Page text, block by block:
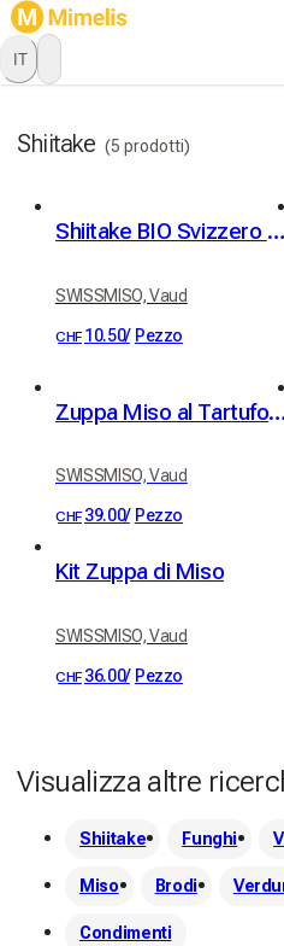
IT
Shiitake (5 prodotti)
Shiitake BIO Svizzero 20g
SWISSMISO, Vaud
CHF 10.50/ Pezzo
Zuppa Miso al
SWISSMISO, Vaud
CHF 39.00/ Pezzo
Kit Zuppa di Miso
SWISSMISO, Vaud
CHF 36.00/ Pezzo
Visualizza altre
Shiitake Funghi
Miso Brodi
Condimenti